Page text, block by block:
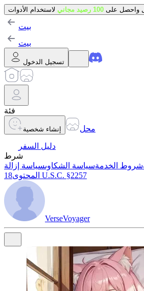
واحصل على 100 رصيد مجاني
بيت
بيت
تسجيل الدخول
فئة
إنشاء شخصية
محل
دليل السفر
شرط
شروط الخدمةسياسة الشكاوىسياسة إزالة
المحتوى 18 U.S.C. §2257
VerseVoyager